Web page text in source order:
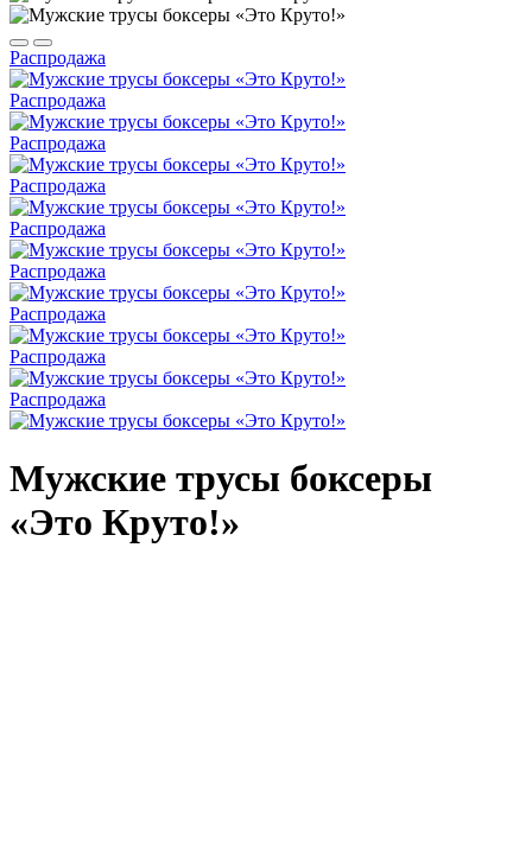
Распродажа
Распродажа
Распродажа
Распродажа
Распродажа
Распродажа
Распродажа
Распродажа
Распродажа
Мужские трусы боксеры
«Это Круто!»